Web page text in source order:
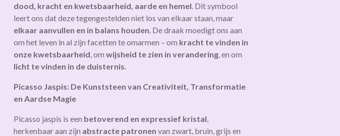
dood, kracht en kwetsbaarheid, aarde en hemel . Dit symbool
leert ons dat deze tegengestelden niet los van elkaar staan, maar
elkaar aanvullen en in balans houden . De draak moedigt ons aan
om het leven in al zijn facetten te omarmen – om kracht te vinden in
onze kwetsbaarheid , om wijsheid te zien in verandering , en om
licht te vinden in de duisternis
Picasso Jaspis: De Kunststeen van Creativiteit, Transformatie
en Aardse Magie
Picasso jaspis is een betoverend en expressief kristal
herkenbaar aan zijn abstracte patronen van zwart, bruin, grijs en